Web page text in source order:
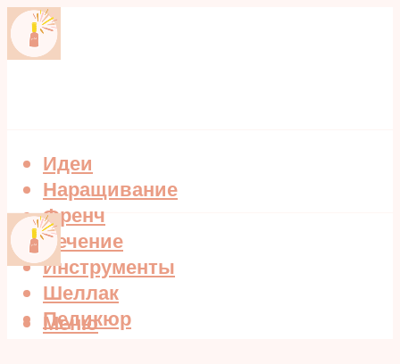
Идеи
Наращивание
Френч
Лечение
Инструменты
Шеллак
Педикюр
Меню